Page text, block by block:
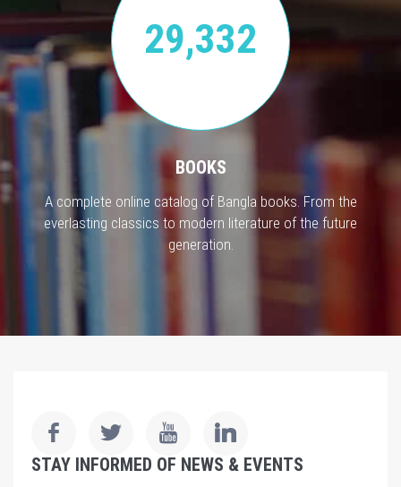
29,332
BOOKS
A complete online catalog of Bangla books. From the
everlasting classics to modern literature of the future
generation.
STAY INFORMED OF NEWS & EVENTS